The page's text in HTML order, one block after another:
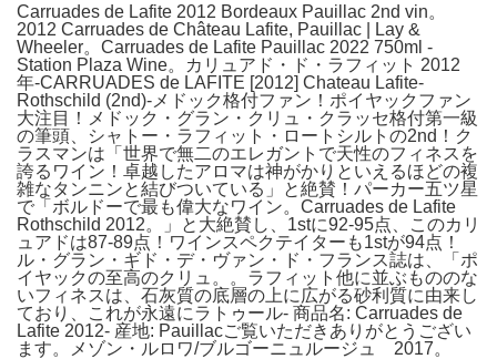
Carruades de Lafite 2012 Bordeaux Pauillac 2nd vin。
2012 Carruades de Château Lafite, Pauillac | Lay &
Wheeler。Carruades de Lafite Pauillac 2022 750ml -
Station Plaza Wine。カリュアド・ド・ラフィット 2012
年-CARRUADES de LAFITE [2012] Chateau Lafite-
Rothschild (2nd)-メドック格付ファン！ポイヤックファン
大注目！メドック・グラン・クリュ・クラッセ格付第一級
の筆頭、シャトー・ラフィット・ロートシルトの2nd！ク
ラスマンは「世界で無二のエレガントで天性のフィネスを
誇るワイン！卓越したアロマは神がかりといえるほどの複
雑なタンニンと結びついている」と絶賛！パーカー五ツ星
で「ボルドーで最も偉大なワイン。Carruades de Lafite
Rothschild 2012。」と大絶賛し、1stに92-95点、このカリ
ュアドは87-89点！ワインスペクテイターも1stが94点！
ル・グラン・ギド・デ・ヴァン・ド・フランス誌は、「ポ
イヤックの至高のクリュ。。ラフィット他に並ぶもののな
いフィネスは、石灰質の底層の上に広がる砂利質に由来し
ており、これが永遠にラトゥール- 商品名: Carruades de
Lafite 2012- 産地: Pauillacご覧いただきありがとうござい
ます。メゾン・ルロワ/ブルゴーニュルージュ 2017。